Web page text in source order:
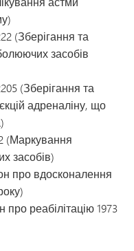
(Зберігання та
засобів
(Зберігання та
адреналіну, що
(Маркування
засобів)
про вдосконалення
про реабілітацію 1973